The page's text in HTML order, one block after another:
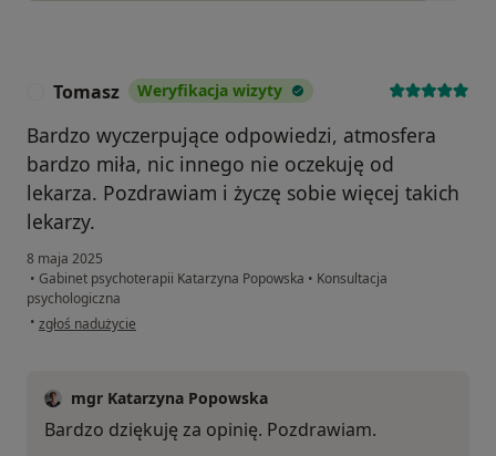
Tomasz Weryfikacja wizyty
Bardzo wyczerpujące odpowiedzi, atmosfera
bardzo miła, nic innego nie oczekuję od
lekarza. Pozdrawiam i życzę sobie więcej takich
lekarzy.
8 maja 2025
• Gabinet psychoterapii Katarzyna Popowska • Konsultacja
psychologiczna
• w opinii użytkownika Tomasz
zgłoś nadużycie
mgr Katarzyna Popowska
Bardzo dziękuję za opinię. Pozdrawiam.